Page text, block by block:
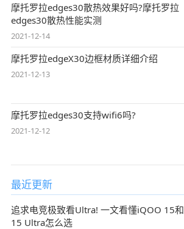
摩托罗拉edges30散热效果好吗?摩托罗拉
edges30散热性能实测
2021-12-14
摩托罗拉edgeX30边框材质详细介绍
2021-12-13
摩托罗拉edges30支持wifi6吗?
2021-12-12
最近更新
追求电竞极致看Ultra! 一文看懂iQOO 15和
15 Ultra怎么选